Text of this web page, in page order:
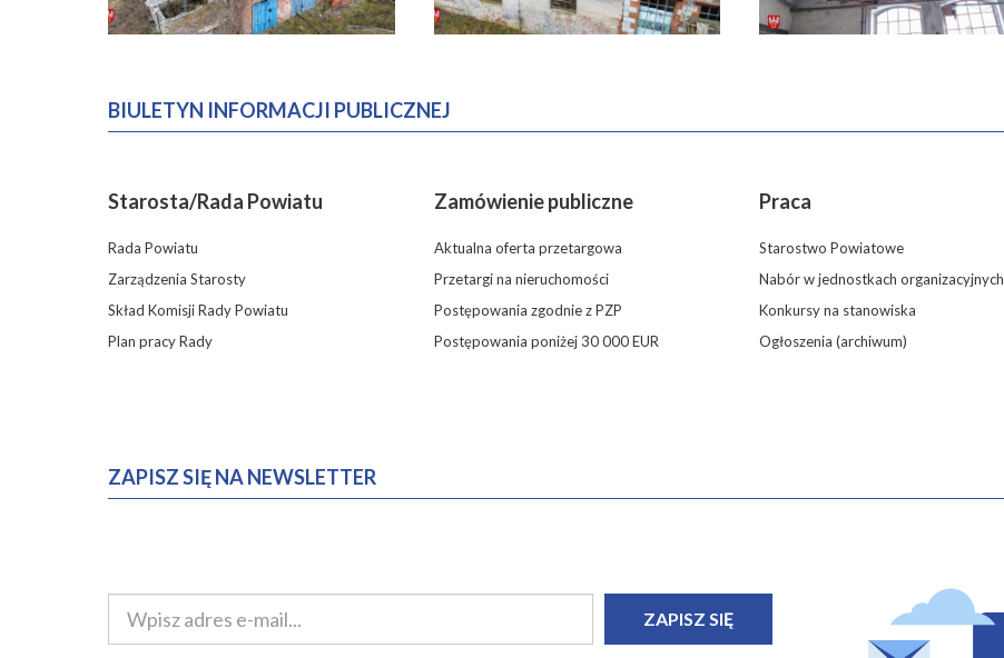
BIULETYN INFORMACJI PUBLICZNEJ
Starosta/Rada Powiatu
Rada Powiatu
Zarządzenia Starosty
Skład Komisji Rady Powiatu
Plan pracy Rady
Zamówienie publiczne
Aktualna oferta przetargowa
Przetargi na nieruchomości
Postępowania zgodnie z PZP
Postępowania poniżej 30 000 EUR
Praca
Starostwo Powiatowe
Nabór w jednostkach organizacyjnych
Konkursy na stanowiska
Ogłoszenia (archiwum)
ZAPISZ SIĘ NA NEWSLETTER
ZAPISZ SIĘ